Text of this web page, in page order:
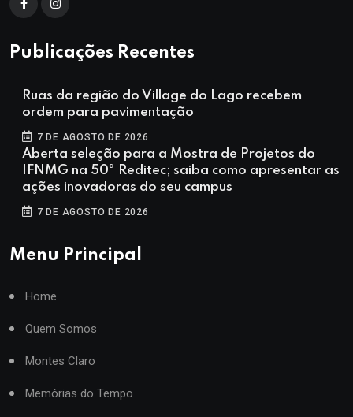
Publicações Recentes
Ruas da região do Village do Lago recebem
ordem para pavimentação
7 DE AGOSTO DE 2026
Aberta seleção para a Mostra de Projetos do
IFNMG na 50ª Reditec; saiba como apresentar as
ações inovadoras do seu campus
7 DE AGOSTO DE 2026
Menu Principal
Home
Quem Somos
Montes Claro
Memórias do Tempo